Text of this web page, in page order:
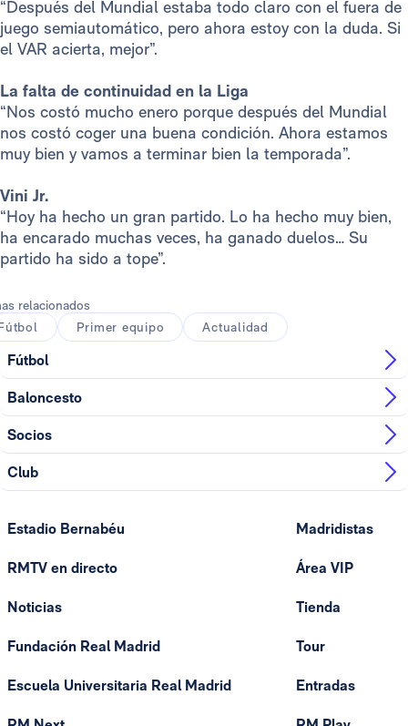
“Después del Mundial estaba todo claro con el fuera de
juego semiautomático, pero ahora estoy con la duda. Si
el VAR acierta, mejor”.
La falta de continuidad en la Liga
“Nos costó mucho enero porque después del Mundial
nos costó coger una buena condición. Ahora estamos
muy bien y vamos a terminar bien la temporada”.
Vini Jr.
“Hoy ha hecho un gran partido. Lo ha hecho muy bien,
ha encarado muchas veces, ha ganado duelos… Su
partido ha sido a tope”.
relacionados
Primer equipo Actualidad
Fútbol
Baloncesto
Socios
Club
Estadio Bernabéu
RMTV en directo
Noticias
Fundación Real Madrid
Escuela Universitaria Real Madrid
Madridistas
Área VIP
Tienda
Tour
Entradas